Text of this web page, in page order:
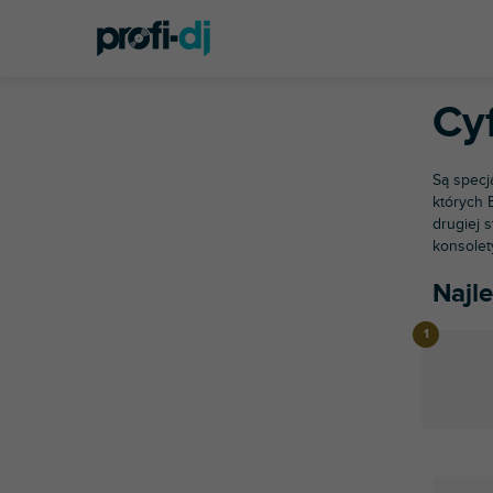
a
s
Są
których
drugiej